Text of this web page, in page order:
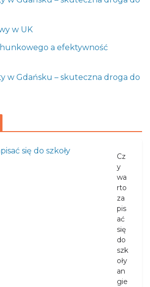
w UK
a efektywność
w Gdańsku – skuteczna droga do
Cz
y
wa
rto
za
pis
ać
się
do
szk
oły
an
gie